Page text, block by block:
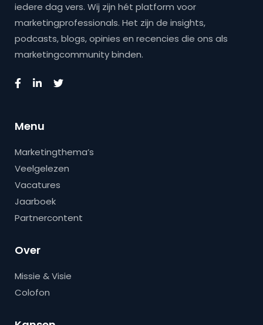
iedere dag vers. Wij zijn hét platform voor
marketingprofessionals. Het zijn de insights,
podcasts, blogs, opinies en recencies die ons als
marketingcommunity binden.
Menu
Marketingthema’s
Veelgelezen
Vacatures
Jaarboek
Partnercontent
Over
Missie & Visie
Colofon